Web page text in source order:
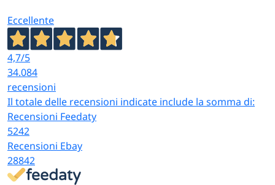
Eccellente
4,7/5
34.084
recensioni
Il totale delle recensioni indicate include la somma di:
Recensioni Feedaty
5242
Recensioni Ebay
28842